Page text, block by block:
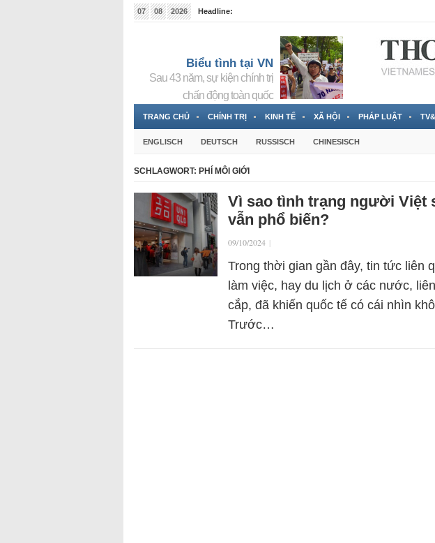
07 08 2026
Headline:
Biểu tình tại VN
Sau 43 năm, sự kiện chính trị
chấn động toàn quốc
TRANG CHỦ CHÍNH TRỊ KINH TẾ XÃ HỘI PHÁP LUẬT
ENGLISCH DEUTSCH RUSSISCH CHINESISCH
SCHLAGWORT: PHÍ MÔI GIỚI
Vì sao tình trạng người Việt
vẫn phổ biến?
09/10/2024 |
Trong thời gian gần đây, tin tức liên
làm việc, hay du lịch ở các nước,
cắp, đã khiến quốc tế có cái nhìn
Trước…